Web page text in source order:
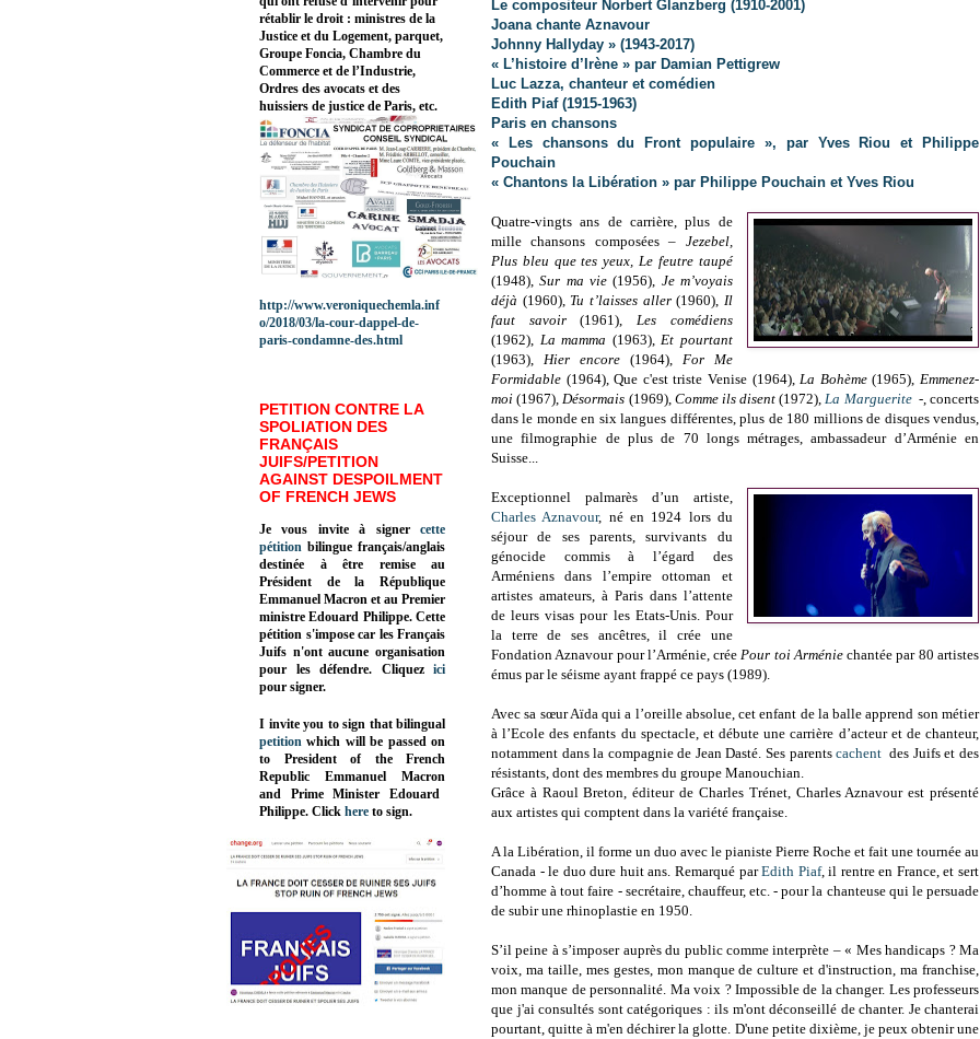
Le compositeur Norbert Glanzberg (1910-2001)
Joana chante Aznavour
Johnny Hallyday » (1943-2017)
« L’histoire d’Irène » par Damian Pettigrew
Luc Lazza, chanteur et comédien
Edith Piaf (1915-1963)
Paris en chansons
« Les chansons du Front populaire », par Yves Riou et Philippe
Pouchain
« Chantons la Libération » par Philippe Pouchain et Yves Riou
Quatre-vingts ans de carrière, plus de
mille chansons composées – Jezebel,
Plus bleu que tes yeux, Le feutre taupé
(1948),Sur ma vie(1956), Je m’voyais
déjà (1960), Tu t’laisses aller(1960), Il
faut savoir(1961),Les comédiens
(1962), La mamma (1963),Et pourtant
(1963), Hier encore(1964), For Me
Formidable (1964), Que c'est triste Venise (1964),La Bohème(1965),Emmenez-
moi (1967),Désormais (1969), Comme ils disent (1972),La Marguerite-, concerts
dans le monde en six langues différentes, plus de 180 millions de disques vendus,
une filmographie de plus de 70 longs métrages, ambassadeur d’Arménie en
Suisse...
Exceptionnel palmarès d’un artiste,
Charles Aznavour, né en 1924 lors du
séjour de ses parents, survivants du
génocide commis à l’égard des
Arméniens dans l’empire ottoman et
artistes amateurs, à Paris dans l’attente
de leurs visas pour les Etats-Unis. Pour
la terre de ses ancêtres, il crée une
Fondation Aznavour pour l’Arménie, créePour toi Arméniechantée par 80 artistes
émus par le séisme ayant frappé ce pays (1989).
Avec sa sœur Aïda qui a l’oreille absolue, cet enfant de la balle apprend son métier
à l’Ecole des enfants du spectacle, et débute une carrière d’acteur et de chanteur,
notamment dans la compagnie de Jean Dasté. Ses parentscachent des Juifs et des
résistants, dont des membres du groupe Manouchian.
Grâce à Raoul Breton, éditeur de Charles Trénet, Charles Aznavour est présenté
aux artistes qui comptent dans la variété française.
A la Libération, il forme un duo avec le pianiste Pierre Roche et fait une tournée au
Canada - le duo dure huit ans. Remarqué parEdith Piaf, il rentre en France, et sert
d’homme à tout faire - secrétaire, chauffeur, etc. - pour la chanteuse qui le persuade
de subir une rhinoplastie en 1950.
S’il peine à s’imposer auprès du public comme interprète – « Mes handicaps ? Ma
voix, ma taille, mes gestes, mon manque de culture et d'instruction, ma franchise,
mon manque de personnalité. Ma voix ? Impossible de la changer. Les professeurs
que j'ai consultés sont catégoriques : ils m'ont déconseillé de chanter. Je chanterai
pourtant, quitte à m'en déchirer la glotte. D'une petite dixième, je peux obtenir une
rétablir le droit : ministres de la
Justice et du Logement, parquet,
Groupe Foncia, Chambre du
Commerce et de l’Industrie,
Ordres des avocats et des
huissiers de justice de Paris, etc.
http://www.veroniquechemla.inf
o/2018/03/la-cour-dappel-de-
paris-condamne-des.html
PETITION CONTRE LA
SPOLIATION DES
FRANÇAIS
JUIFS/PETITION
AGAINST DESPOILMENT
OF FRENCH JEWS
Je vous invite à signer cette
pétition bilingue français/anglais
destinée à être remise au
Président de la République
Emmanuel Macron et au Premier
ministre Edouard Philippe. Cette
pétition s'impose car les Français
Juifs n'ont aucune organisation
pour les défendre. Cliquez
ici
pour signer.
I invite you to sign that bilingual
petition which will be passed on
to President of the French
Republic Emmanuel Macron
and Prime Minister Edouard
Philippe. Click here to sign.